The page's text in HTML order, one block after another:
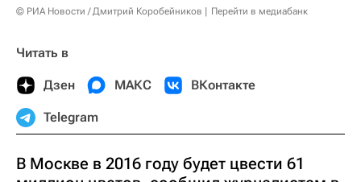
© РИА Новости / Дмитрий Коробейников Перейти в медиабанк
Читать в
Дзен МАКС ВКонтакте
Telegram
В Москве в 2016 году будет цвести 61